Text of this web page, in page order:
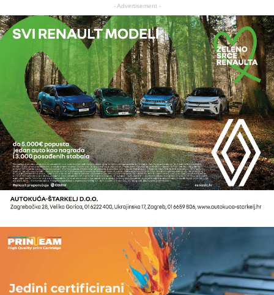
- Advertisement -